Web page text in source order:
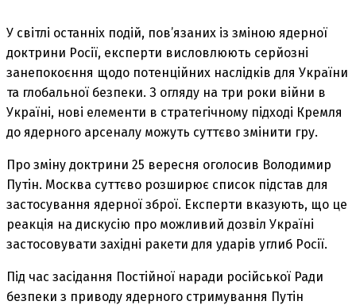
У світлі останніх подій, пов’язаних із зміною ядерної
доктрини Росії, експерти висловлюють серйозні
занепокоєння щодо потенційних наслідків для України
та глобальної безпеки. З огляду на три роки війни в
Україні, нові елементи в стратегічному підході Кремля
до ядерного арсеналу можуть суттєво змінити гру.
Про зміну доктрини 25 вересня оголосив Володимир
Путін. Москва суттєво розширює список підстав для
застосування ядерної зброї. Експерти вказують, що це
реакція на дискусію про можливий дозвіл Україні
застосовувати західні ракети для ударів углиб Росії.
Під час засідання Постійної наради російської Ради
безпеки з приводу ядерного стримування Путін